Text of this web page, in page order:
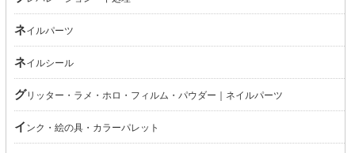
ネイルパーツ
ネイルシール
グリッター・ラメ・ホロ・フィルム・パウダー｜ネイルパーツ
インク・絵の具・カラーパレット